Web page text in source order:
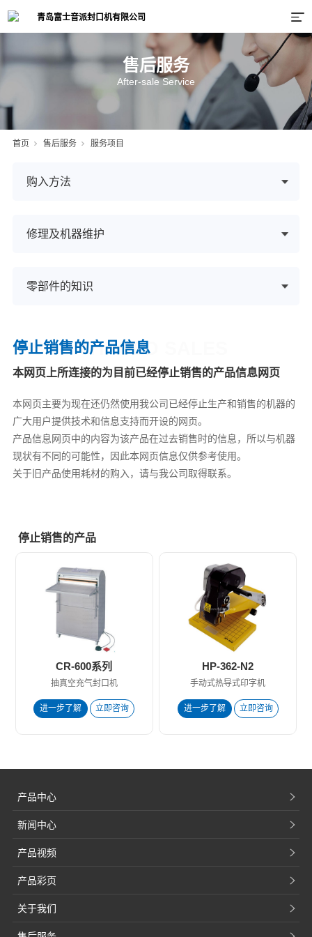
售后服务
After-sale Service
首页 售后服务 服务项目
购入方法
修理及机器维护
零部件的知识
DISCONTINUED SALES
停止销售的产品信息
本网页上所连接的为目前已经停止销售的产品信息网页
本网页主要为现在还仍然使用我公司已经停止生产和销售的机器的
广大用户提供技术和信息支持而开设的网页。
产品信息网页中的内容为该产品在过去销售时的信息，所以与机器
现状有不同的可能性，因此本网页信息仅供参考使用。
关于旧产品使用耗材的购入，请与我公司取得联系。
停止销售的产品
CR-600系列
抽真空充气封口机
进一步了解 立即咨询
HP-362-N2
手动式热导式印字机
进一步了解 立即咨询
产品中心
新闻中心
产品视频
产品彩页
关于我们